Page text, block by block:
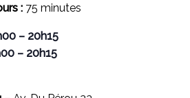
: 75 minutes
– 20h15
– 20h15